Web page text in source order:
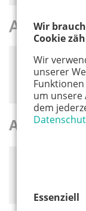
Wir
Cookie
Wir
unserer
um unsere
dem
Essenziell
Ausgabe
Bitte
von
E-Magazine
Ausgabe